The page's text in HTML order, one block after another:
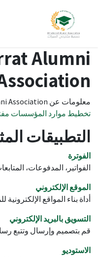
Alumni
معلومات عن Al Mabarrat Alumni Association مثيل لأودو،
تخطيط موارد المؤسسات
التطبيقات
الفوترة
الفواتير، المدفوعات،
الموقع الإلكتروني
أداة بناء المواقع
التسويق بالبريد الإلكتروني
قم بتصميم وإرسال وتتبع
الاستوديو